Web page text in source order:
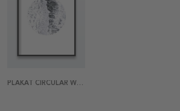
PLAKAT CIRCULAR WAVE